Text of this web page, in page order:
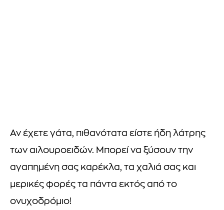
Αν έχετε γάτα, πιθανότατα είστε ήδη λάτρης
των αιλουροειδών. Μπορεί να ξύσουν την
αγαπημένη σας καρέκλα, τα χαλιά σας και
μερικές φορές τα πάντα εκτός από το
ονυχοδρόμιο!